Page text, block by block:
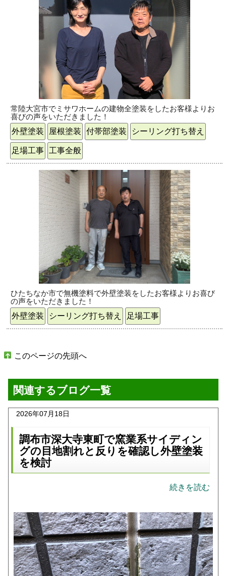
常陸大宮市でミサワホームの建物全塗装をしたお客様よりお
喜びの声をいただきました！
外壁塗装 屋根塗装 付帯部塗装 シーリング打ち替え
足場工事 工事全般
ひたちなか市で無機塗料で外壁塗装をしたお客様よりお喜び
の声をいただきました！
外壁塗装 シーリング打ち替え 足場工事
このページの先頭へ
関連するブログ一覧
2026年07月18日
調布市深大寺東町で窯業系サイディン
グの目地割れと反りを確認し外壁塗装
を検討
続きを読む